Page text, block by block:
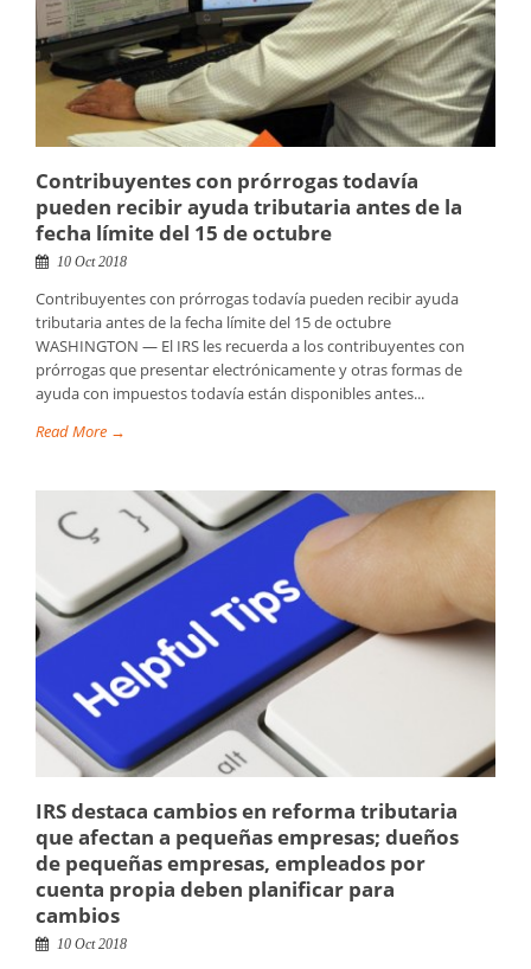
Contribuyentes con prórrogas todavía
pueden recibir ayuda tributaria antes de la
fecha límite del 15 de octubre
10 Oct 2018
Contribuyentes con prórrogas todavía pueden recibir ayuda
tributaria antes de la fecha límite del 15 de octubre
WASHINGTON — El IRS les recuerda a los contribuyentes con
prórrogas que presentar electrónicamente y otras formas de
ayuda con impuestos todavía están disponibles antes...
Read More →
IRS destaca cambios en reforma tributaria
que afectan a pequeñas empresas; dueños
de pequeñas empresas, empleados por
cuenta propia deben planificar para
cambios
10 Oct 2018